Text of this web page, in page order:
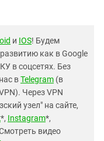
и IOS! Будем
как в Google
в соцсетях. Без
вTelegram (в
Через VPN
узел" на сайте,
*, Instagram*,
видео